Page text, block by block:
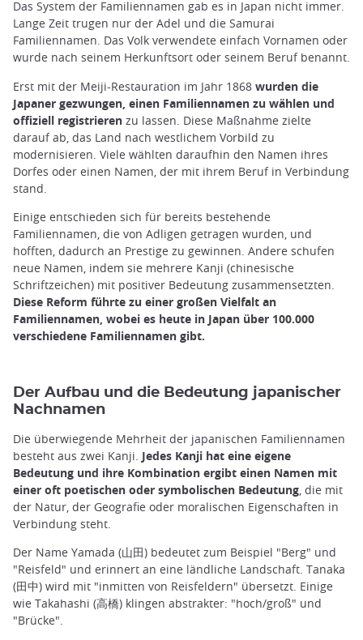
Das System der Familiennamen gab es in Japan nicht immer.
Lange Zeit trugen nur der Adel und die Samurai
Familiennamen. Das Volk verwendete einfach Vornamen oder
wurde nach seinem Herkunftsort oder seinem Beruf benannt.
Erst mit der Meiji-Restauration im Jahr 1868 wurden die
Japaner gezwungen, einen Familiennamen zu wählen und
offiziell registrieren zu lassen. Diese Maßnahme zielte
darauf ab, das Land nach westlichem Vorbild zu
modernisieren. Viele wählten daraufhin den Namen ihres
Dorfes oder einen Namen, der mit ihrem Beruf in Verbindung
stand.
Einige entschieden sich für bereits bestehende
Familiennamen, die von Adligen getragen wurden, und
hofften, dadurch an Prestige zu gewinnen. Andere schufen
neue Namen, indem sie mehrere Kanji (chinesische
Schriftzeichen) mit positiver Bedeutung zusammensetzten.
Diese Reform führte zu einer großen Vielfalt an
Familiennamen, wobei es heute in Japan über 100.000
verschiedene Familiennamen gibt.
Der Aufbau und die Bedeutung japanischer
Nachnamen
Die überwiegende Mehrheit der japanischen Familiennamen
besteht aus zwei Kanji. Jedes Kanji hat eine eigene
Bedeutung und ihre Kombination ergibt einen Namen mit
einer oft poetischen oder symbolischen Bedeutung, die mit
der Natur, der Geografie oder moralischen Eigenschaften in
Verbindung steht.
Der Name Yamada (山田) bedeutet zum Beispiel "Berg" und
"Reisfeld" und erinnert an eine ländliche Landschaft. Tanaka
(田中) wird mit "inmitten von Reisfeldern" übersetzt. Einige
wie Takahashi (高橋) klingen abstrakter: "hoch/groß" und
"Brücke".